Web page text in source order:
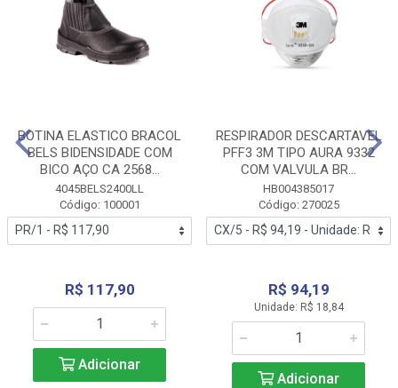
BOTINA ELASTICO BRACOL
BELS BIDENSIDADE COM
BICO AÇO CA 2568...
4045BELS2400LL
Código: 100001
R$ 117,90
Adicionar
RESPIRADOR DESCARTAVEL
PFF3 3M TIPO AURA 9332
COM VALVULA BR...
HB004385017
Código: 270025
R$ 94,19
Unidade: R$ 18,84
Adicionar